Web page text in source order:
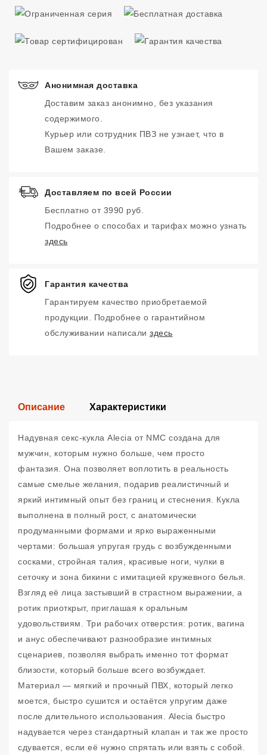
Анонимная доставка
Доставим заказ анонимно, без указания
содержимого.
Курьер или сотрудник ПВЗ не узнает, что в
Вашем заказе.
Доставляем по всей России
Бесплатно от 3990 руб.
Подробнее о способах и тарифах можно узнать
здесь
Гарантия качества
Гарантируем качество приобретаемой
продукции. Подробнее о гарантийном
обслуживании написали здесь
Описание Характеристики
Надувная секс-кукла Alecia от NMC создана для
мужчин, которым нужно больше, чем просто
фантазия. Она позволяет воплотить в реальность
самые смелые желания, подарив реалистичный и
яркий интимный опыт без границ и стеснения. Кукла
выполнена в полный рост, с анатомически
продуманными формами и ярко выраженными
чертами: большая упругая грудь с возбужденными
сосками, стройная талия, красивые ноги, чулки в
сеточку и зона бикини с имитацией кружевного белья.
Взгляд её лица застывший в страстном выражении, а
ротик приоткрыт, приглашая к оральным
удовольствиям. Три рабочих отверстия: ротик, вагина
и анус обеспечивают разнообразие интимных
сценариев, позволяя выбрать именно тот формат
близости, который больше всего возбуждает.
Материал — мягкий и прочный ПВХ, который легко
моется, быстро сушится и остаётся упругим даже
после длительного использования. Alecia быстро
надувается через стандартный клапан и так же просто
сдувается, если её нужно спрятать или взять с собой.